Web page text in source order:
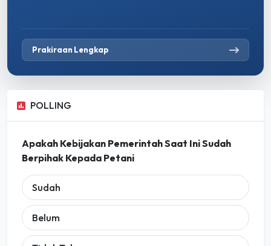
Prakiraan Lengkap
POLLING
Apakah Kebijakan Pemerintah Saat Ini Sudah
Berpihak Kepada Petani
Sudah
Belum